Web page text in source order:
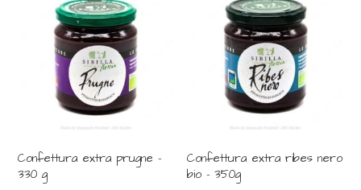
Confettura extra prugne –
330 g
Confettura extra ribes nero
bio – 350g